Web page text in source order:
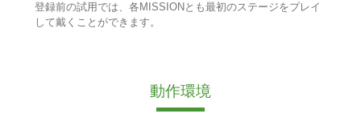
登録前の試用では、各MISSIONとも最初のステージをプレイ
して戴くことができます。
動作環境